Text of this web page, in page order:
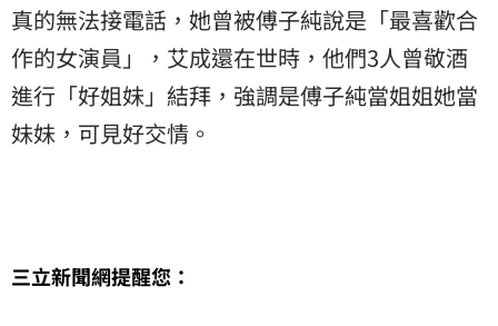
真的無法接電話，她曾被傅子純說是「最喜歡合
作的女演員」，艾成還在世時，他們3人曾敬酒
進行「好姐妹」結拜，強調是傅子純當姐姐她當
妹妹，可見好交情。
三立新聞網提醒您：